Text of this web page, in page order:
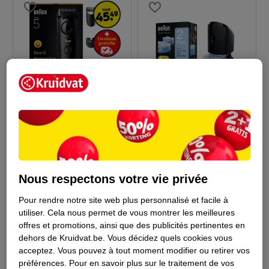
Tondeuse À Barbe
BT5520
69.
99 45.
10255
Braun Clean & Charge
Station De Nettoyage
2 pièces
19.
524
Nous respectons votre vie privée
Pour rendre notre site web plus personnalisé et facile à
utiliser. Cela nous permet de vous montrer les meilleures
offres et promotions, ainsi que des publicités pertinentes en
dehors de Kruidvat.be. Vous décidez quels cookies vous
acceptez. Vous pouvez à tout moment modifier ou retirer vos
préférences. Pour en savoir plus sur le traitement de vos